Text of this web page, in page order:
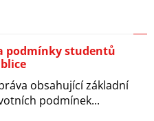
a podmínky studentů
obsahující základní
podmínek...